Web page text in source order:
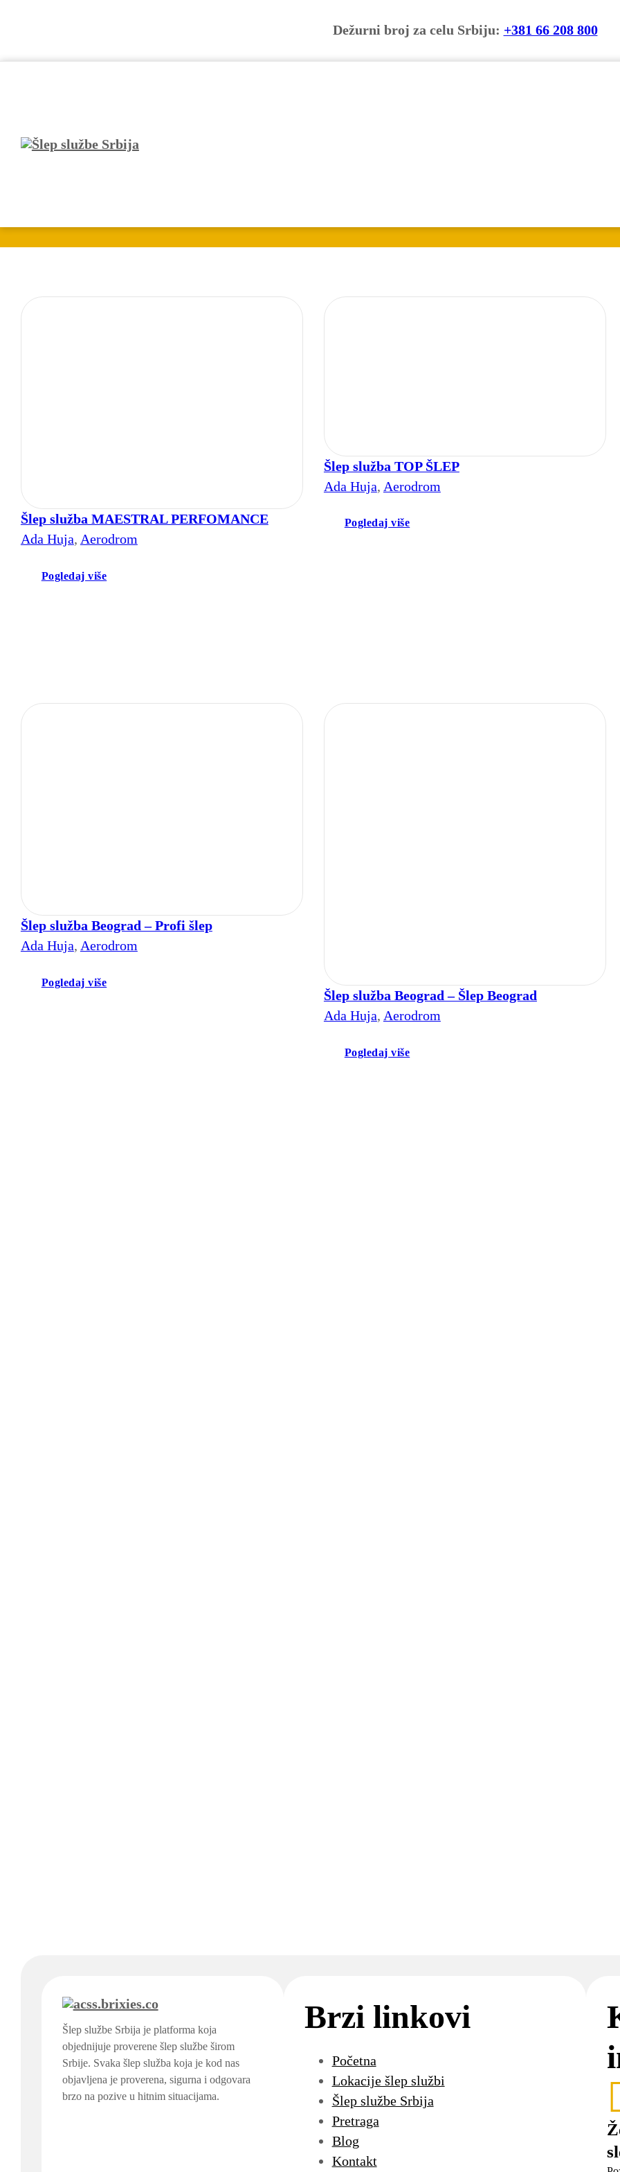
Dežurni broj za celu Srbiju: +381 66 208 800
Šlep služba MAESTRAL PERFOMANCE
Ada Huja, Aerodrom
Pogledaj više
Šlep služba TOP ŠLEP
Ada Huja, Aerodrom
Pogledaj više
Šlep služba Beograd – Profi šlep
Ada Huja, Aerodrom
Pogledaj više
Šlep služba Beograd – Šlep Beograd
Ada Huja, Aerodrom
Pogledaj više
Šlep službe Srbija je platforma koja
objednijuje proverene šlep službe širom
Srbije. Svaka šlep služba koja je kod nas
objavljena je proverena, sigurna i odgovara
brzo na pozive u hitnim situacijama.
Brzi linkovi
Početna
Lokacije šlep službi
Šlep službe Srbija
Pretraga
Blog
Kontakt